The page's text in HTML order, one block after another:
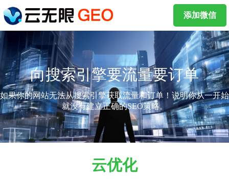
添加微信
向搜索引擎要流量要订单
如果你的网站无法从搜索引擎获取流量和订单！说明你从一开始
就没有建立正确的SEO策略。
云优化